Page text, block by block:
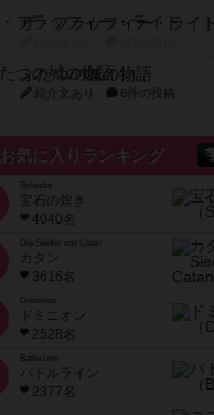
ザ・フラッフィー・ライト
ふたつの城の物語
紹介文あり 6件の投稿
お気に入りランキング
宝石の煌き
4040名
Die Siedler von Catan
カタン
3616名
ドミニオン
2528名
Battle Line
バトルライン
2377名